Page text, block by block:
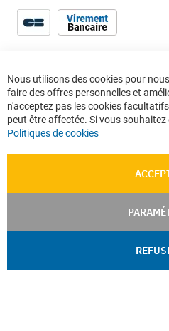
Nous utilisons des cookies pour
faire des offres personnelles et
n'acceptez pas les cookies
peut être affectée. Si vous souhaitez
Politiques de cookies